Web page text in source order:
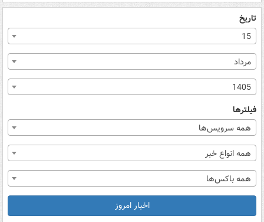
تاریخ
15
مرداد
1405
فیلترها
همه سرویس‌ها
همه انواع خبر
همه باکس‌ها
اخبار امروز